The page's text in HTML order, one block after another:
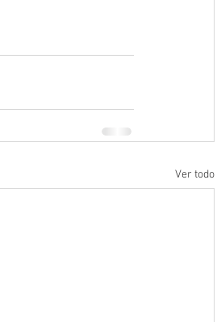
Ver todo